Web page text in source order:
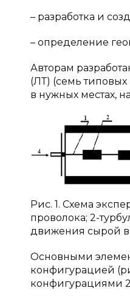
– разработка и
– определение
Авторам
(ЛТ) (семь
в нужных местах,
Рис. 1. Схема
проволока; 2-
движения сырой
Основными
конфигурацией
конфигурациями